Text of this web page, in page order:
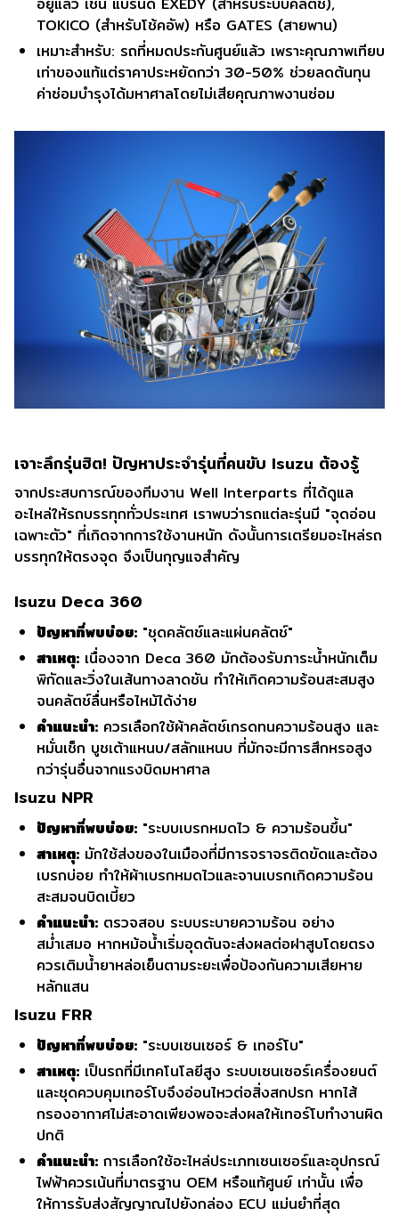
TOKICO (สำหรับโช้คอัพ) หรือ GATES (สายพาน)
เหมาะสำหรับ: รถที่หมดประกันศูนย์แล้ว เพราะคุณภาพเทียบ
เท่าของแท้แต่ราคาประหยัดกว่า 30-50% ช่วยลดต้นทุน
ค่าซ่อมบำรุงได้มหาศาลโดยไม่เสียคุณภาพงานซ่อม
เจาะลึกรุ่นฮิต! ปัญหาประจำรุ่นที่คนขับ Isuzu ต้องรู้
จากประสบการณ์ของทีมงาน Well Interparts ที่ได้ดูแล
อะไหล่ให้รถบรรทุกทั่วประเทศ เราพบว่ารถแต่ละรุ่นมี "จุดอ่อน
เฉพาะตัว" ที่เกิดจากการใช้งานหนัก ดังนั้นการเตรียมอะไหล่รถ
บรรทุกให้ตรงจุด จึงเป็นกุญแจสำคัญ
Isuzu Deca 360
ปัญหาที่พบบ่อย: "ชุดคลัตช์และแผ่นคลัตช์"
สาเหตุ: เนื่องจาก Deca 360 มักต้องรับภาระน้ำหนักเต็ม
พิกัดและวิ่งในเส้นทางลาดชัน ทำให้เกิดความร้อนสะสมสูง
จนคลัตช์ลื่นหรือไหม้ได้ง่าย
คำแนะนำ: ควรเลือกใช้ผ้าคลัตช์เกรดทนความร้อนสูง และ
หมั่นเช็ก บูชเต้าแหนบ/สลักแหนบ ที่มักจะมีการสึกหรอสูง
กว่ารุ่นอื่นจากแรงบิดมหาศาล
Isuzu NPR
ปัญหาที่พบบ่อย: "ระบบเบรกหมดไว & ความร้อนขึ้น"
สาเหตุ: มักใช้ส่งของในเมืองที่มีการจราจรติดขัดและต้อง
เบรกบ่อย ทำให้ผ้าเบรกหมดไวและจานเบรกเกิดความร้อน
สะสมจนบิดเบี้ยว
คำแนะนำ: ตรวจสอบ ระบบระบายความร้อน อย่าง
สม่ำเสมอ หากหม้อน้ำเริ่มอุดตันจะส่งผลต่อฝาสูบโดยตรง
ควรเติมน้ำยาหล่อเย็นตามระยะเพื่อป้องกันความเสียหาย
หลักแสน
Isuzu FRR
ปัญหาที่พบบ่อย: "ระบบเซนเซอร์ & เทอร์โบ"
สาเหตุ: เป็นรถที่มีเทคโนโลยีสูง ระบบเซนเซอร์เครื่องยนต์
และชุดควบคุมเทอร์โบจึงอ่อนไหวต่อสิ่งสกปรก หากไส้
กรองอากาศไม่สะอาดเพียงพอจะส่งผลให้เทอร์โบทำงานผิด
ปกติ
คำแนะนำ: การเลือกใช้อะไหล่ประเภทเซนเซอร์และอุปกรณ์
ไฟฟ้าควรเน้นที่มาตรฐาน OEM หรือแท้ศูนย์ เท่านั้น เพื่อ
ให้การรับส่งสัญญาณไปยังกล่อง ECU แม่นยำที่สุด